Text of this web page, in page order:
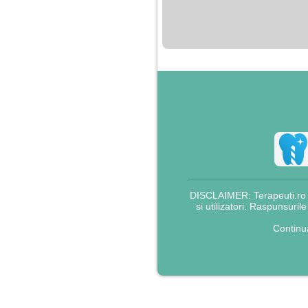
pentru bani.
DISCLAIMER:
si utilizatori.